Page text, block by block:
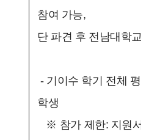
참여 가능,
단 파견 후 전남대학
- 기이수 학기 전체 평
학생
※ 참가 제한: 지원서